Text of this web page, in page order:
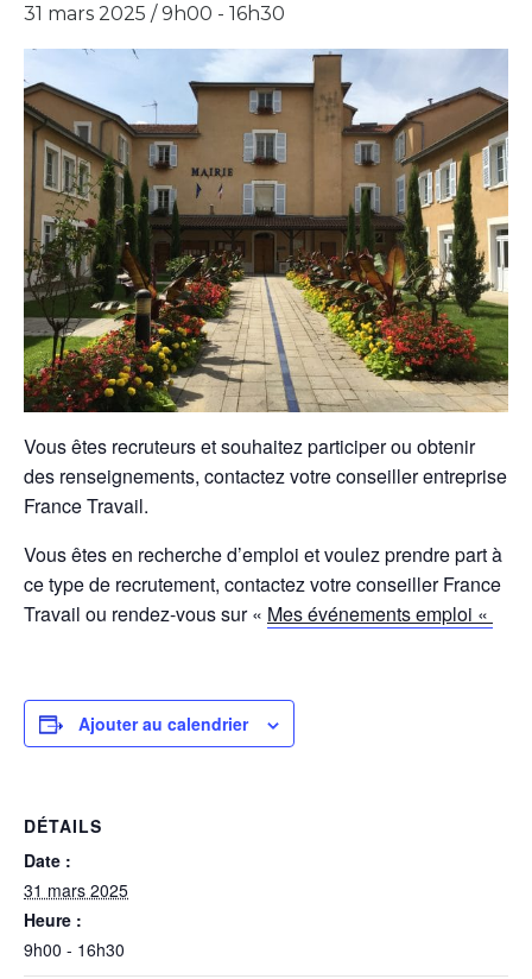
31 mars 2025 / 9h00 - 16h30
Vous êtes recruteurs et souhaitez participer ou obtenir
des renseignements, contactez votre conseiller entreprise
France Travail.
Vous êtes en recherche d’emploi et voulez prendre part à
ce type de recrutement, contactez votre conseiller France
Travail ou rendez-vous sur « Mes événements emploi «
Ajouter au calendrier
DÉTAILS
Date :
31 mars 2025
Heure :
9h00 - 16h30